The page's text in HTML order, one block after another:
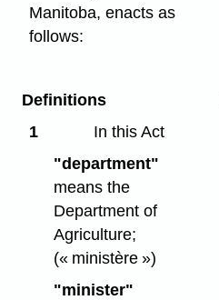
Manitoba, enacts as
follows:
Definitions
1
In this Act
"department"
means the
Department of
Agriculture;
(« ministère »)
"minister"